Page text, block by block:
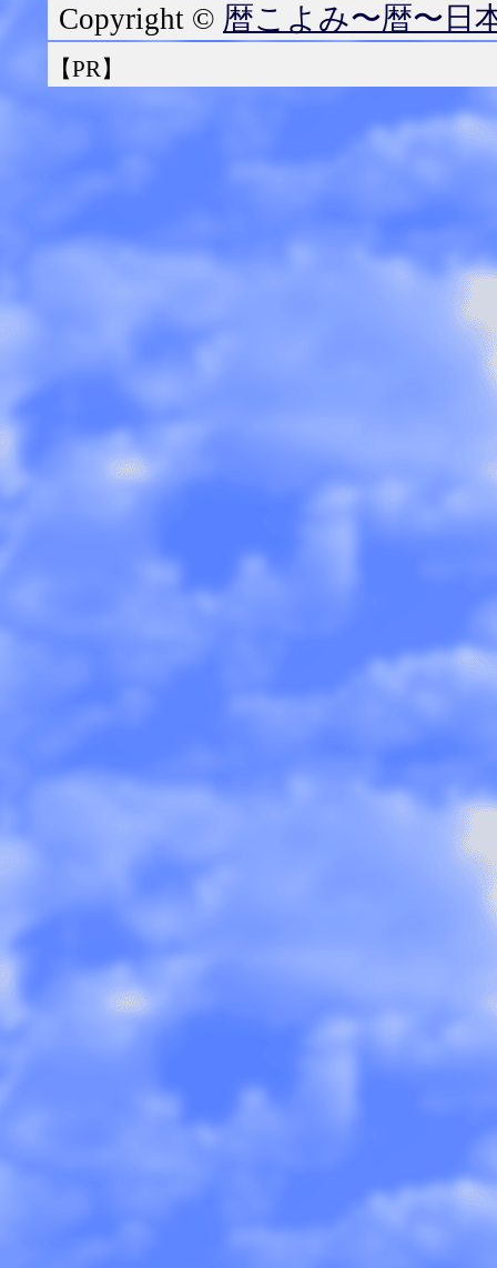
Copyright © 暦こよみ〜暦〜日
【PR】